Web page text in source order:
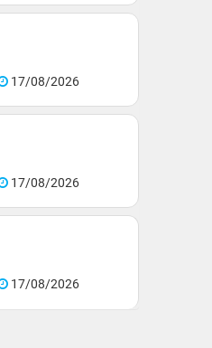
17/08/2026
17/08/2026
17/08/2026